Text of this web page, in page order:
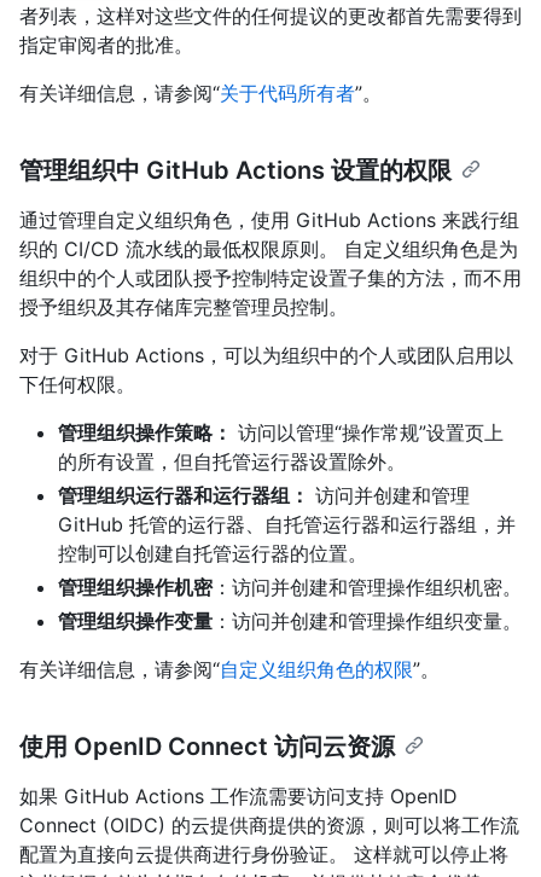
者列表，这样对这些文件的任何提议的更改都首先需要得到
指定审阅者的批准。
有关详细信息，请参阅“关于代码所有者”。
管理组织中 GitHub Actions 设置的权限
通过管理自定义组织角色，使用 GitHub Actions 来践行组
织的 CI/CD 流水线的最低权限原则。 自定义组织角色是为
组织中的个人或团队授予控制特定设置子集的方法，而不用
授予组织及其存储库完整管理员控制。
对于 GitHub Actions，可以为组织中的个人或团队启用以
下任何权限。
管理组织操作策略： 访问以管理“操作常规”设置页上
的所有设置，但自托管运行器设置除外。
管理组织运行器和运行器组： 访问并创建和管理
GitHub 托管的运行器、自托管运行器和运行器组，并
控制可以创建自托管运行器的位置。
管理组织操作机密：访问并创建和管理操作组织机密。
管理组织操作变量 ：访问并创建和管理操作组织变量。
有关详细信息，请参阅“自定义组织角色的权限”。
使用 OpenID Connect 访问云资源
如果 GitHub Actions 工作流需要访问支持 OpenID
Connect (OIDC) 的云提供商提供的资源，则可以将工作流
配置为直接向云提供商进行身份验证。 这样就可以停止将